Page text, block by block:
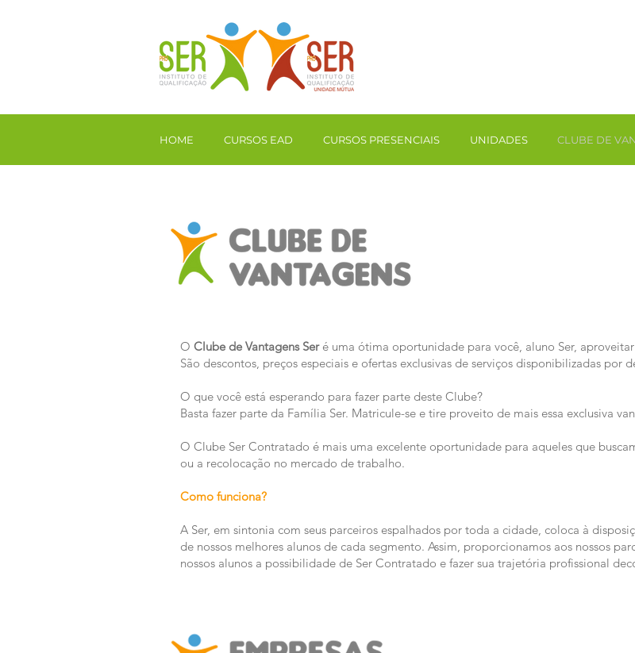
O Clube de Vantagens Seré uma ótima oportunidade para você, aluno Ser,
São descontos, preços especiais e ofertas exclusivas de serviços disponibilizadas por
O que você está esperando para fazer parte deste Clube?
Basta fazer parte da Família Ser. Matricule-se e tire proveito de mais essa exclusiva
O Clube Ser Contratado é mais uma excelente oportunidade para aqueles que
ou a recolocação no mercado de trabalho.
Como funciona?
A Ser, em sintonia com seus parceiros espalhados por toda a cidade, coloca à
de nossos melhores alunos de cada segmento. Assim, proporcionamos aos nossos
nossos alunos a possibilidade de Ser Contratado e fazer sua trajetória profissional
HOME CURSOS EAD CURSOS PRESENCIAIS UNIDADES CLUBE DE